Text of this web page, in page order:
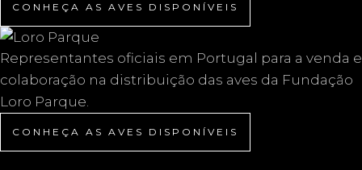
CONHEÇA AS AVES DISPONÍVEIS
Representantes oficiais em Portugal para a venda e
colaboração na distribuição das aves da Fundação
Loro Parque.
CONHEÇA AS AVES DISPONÍVEIS